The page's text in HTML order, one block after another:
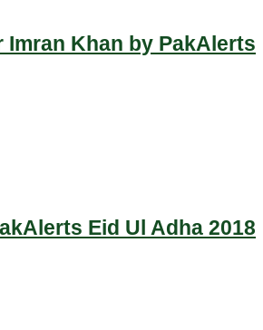
Khan by PakAlerts
Eid Ul Adha 2018